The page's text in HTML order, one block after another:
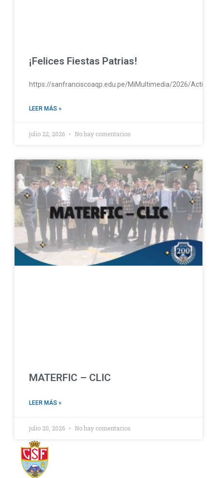
¡Felices Fiestas Patrias!
https://sanfranciscoaqp.edu.pe/MiMultimedia/2026/
LEER MÁS »
julio 22, 2026 No hay comentarios
MATERFIC – CLIC
LEER MÁS »
julio 20, 2026 No hay comentarios